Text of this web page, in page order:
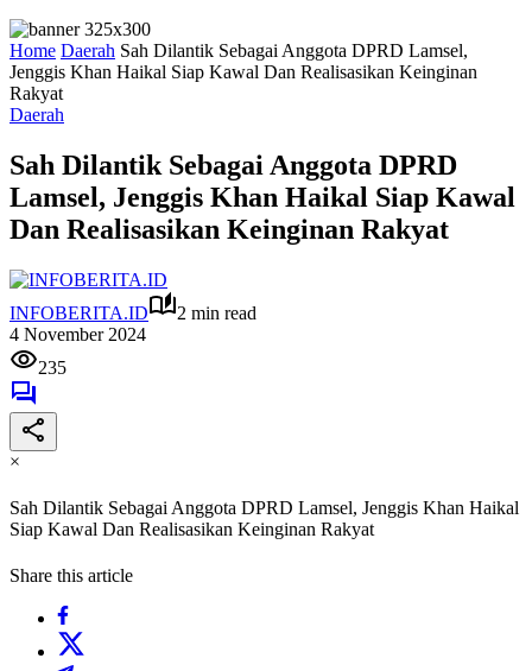
Home Daerah Sah Dilantik Sebagai Anggota DPRD Lamsel,
Jenggis Khan Haikal Siap Kawal Dan Realisasikan Keinginan
Rakyat
Daerah
Sah Dilantik Sebagai Anggota DPRD
Lamsel, Jenggis Khan Haikal Siap Kawal
Dan Realisasikan Keinginan Rakyat
INFOBERITA.ID
2 min read
4 November 2024
235
×
Sah Dilantik Sebagai Anggota DPRD Lamsel, Jenggis Khan Haikal
Siap Kawal Dan Realisasikan Keinginan Rakyat
Share this article